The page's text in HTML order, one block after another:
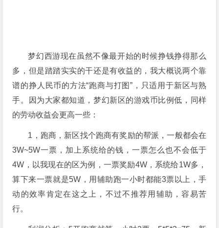
梦幻西游现在虽然不像最开始的时候挣钱挣得那么
多，但是踏踏实实的干还是有收益的，我大概说两个靠
谱的挣人民币的方法“跑商与打图”，只适用于新区与熟
手。因为大家都知道，梦幻新区的游戏币比例低，同样
的劳动收益会更高一些：
1，跑商，新区找个跑商有奖励的帮派，一般都会在
3W~5W一票，加上系统给的钱，一票怎么也不会低于
4W，以我现在的区为例，一票奖励4W，系统给1W多，
算下来一票就是5W，用辅助跑一小时都能3票以上，手
动的效率肯定在这之上，不过不推荐用辅助，容易苦
行。